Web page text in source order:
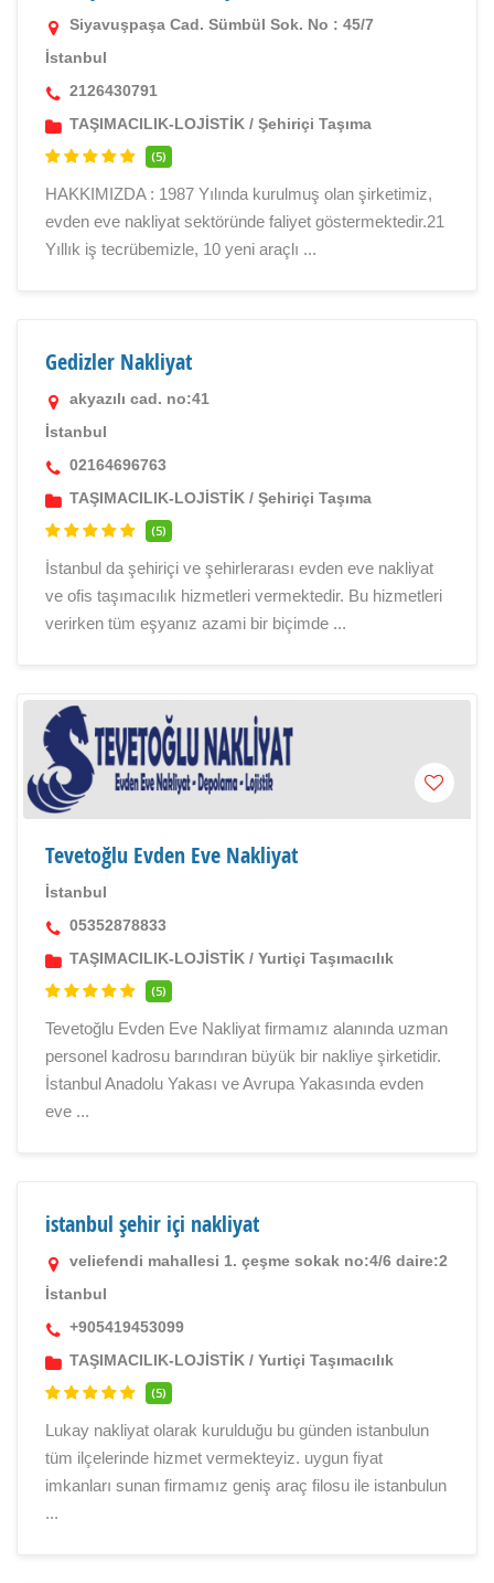
Siyavuşpaşa Cad. Sümbül Sok. No : 45/7
İstanbul
2126430791
TAŞIMACILIK-LOJİSTİK / Şehiriçi Taşıma
(5)
HAKKIMIZDA : 1987 Yılında kurulmuş olan şirketimiz,
evden eve nakliyat sektöründe faliyet göstermektedir.21
Yıllık iş tecrübemizle, 10 yeni araçlı ...
Gedizler Nakliyat
akyazılı cad. no:41
İstanbul
02164696763
TAŞIMACILIK-LOJİSTİK / Şehiriçi Taşıma
(5)
İstanbul da şehiriçi ve şehirlerarası evden eve nakliyat
ve ofis taşımacılık hizmetleri vermektedir. Bu hizmetleri
verirken tüm eşyanız azami bir biçimde ...
Tevetoğlu Evden Eve Nakliyat
İstanbul
05352878833
TAŞIMACILIK-LOJİSTİK / Yurtiçi Taşımacılık
(5)
Tevetoğlu Evden Eve Nakliyat firmamız alanında uzman
personel kadrosu barındıran büyük bir nakliye şirketidir.
İstanbul Anadolu Yakası ve Avrupa Yakasında evden
eve ...
istanbul şehir içi nakliyat
veliefendi mahallesi 1. çeşme sokak no:4/6 daire:2
İstanbul
+905419453099
TAŞIMACILIK-LOJİSTİK / Yurtiçi Taşımacılık
(5)
Lukay nakliyat olarak kurulduğu bu günden istanbulun
tüm ilçelerinde hizmet vermekteyiz. uygun fiyat
imkanları sunan firmamız geniş araç filosu ile istanbulun
...